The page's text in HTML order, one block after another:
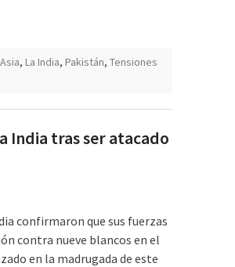
, La India, Pakistán, Tensiones
India tras ser atacado
confirmaron que sus fuerzas
contra nueve blancos en el
en la madrugada de este